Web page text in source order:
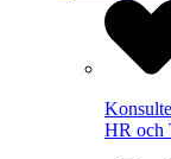
HR och